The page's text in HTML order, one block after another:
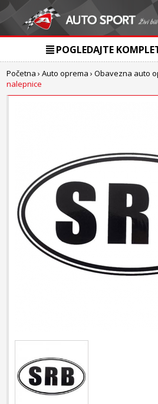
POGLEDAJTE
Početna ›Auto oprema ›Obavezna auto
nalepnice